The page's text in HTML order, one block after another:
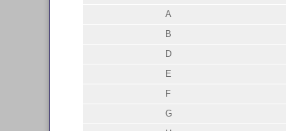
A
B
D
E
F
G